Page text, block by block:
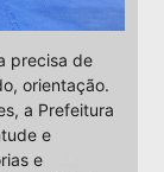
precisa de
orientação.
a Prefeitura
e
e